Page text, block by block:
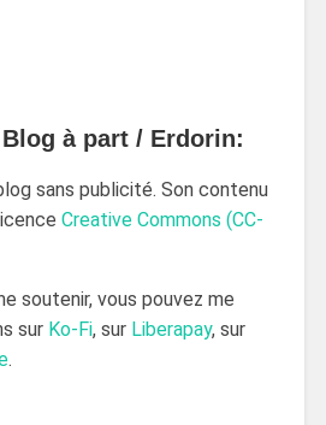
à part / Erdorin:
sans publicité. Son contenu
Creative Commons (CC-
soutenir, vous pouvez me
sur Ko-Fi, sur Liberapay, sur
.